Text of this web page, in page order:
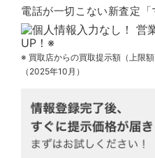
電話が一切こない新査定「
※ 買取店からの買取提示額（上限
（2025年10月）